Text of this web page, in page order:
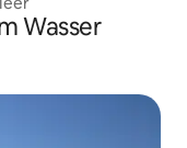
Wasser